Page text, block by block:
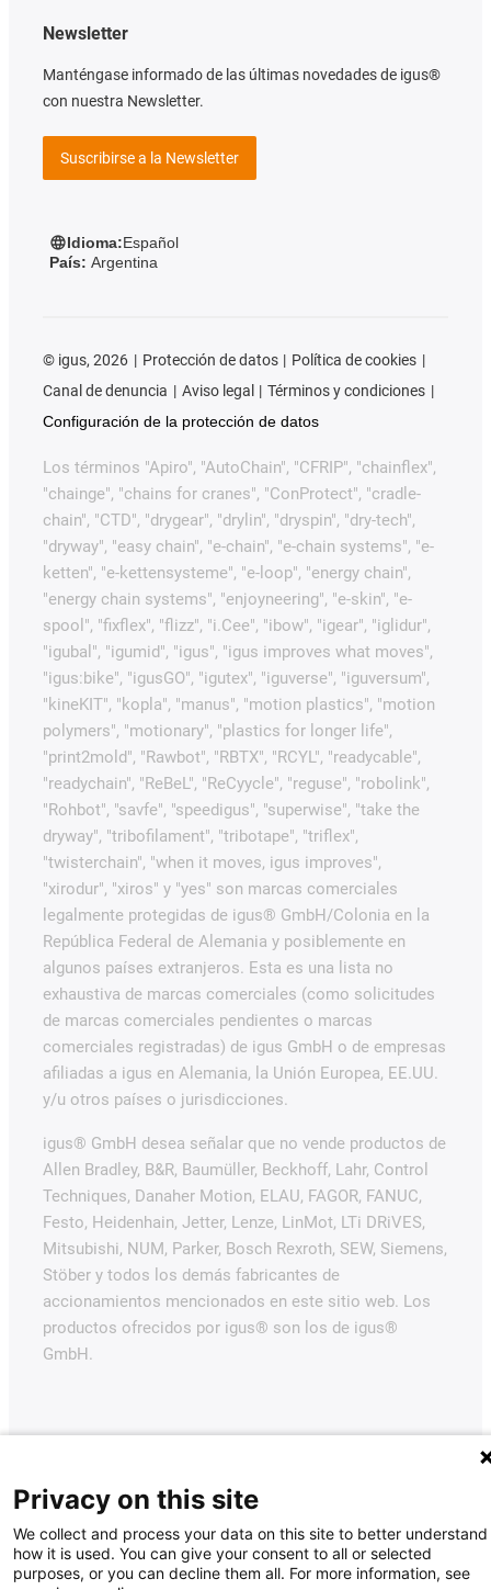
Newsletter
Manténgase informado de las últimas novedades de igus®
con nuestra Newsletter.
Suscribirse a la Newsletter
Idioma:Español
País: Argentina
© igus, 2026 Protección de datos
Política de cookies
Canal de denuncia
Aviso legal
Términos y condiciones
Configuración de la protección de datos
Los términos "Apiro", "AutoChain", "CFRIP", "chainflex",
"chainge", "chains for cranes", "ConProtect", "cradle-
chain", "CTD", "drygear", "drylin", "dryspin", "dry-tech",
"dryway", "easy chain", "e-chain", "e-chain systems", "e-
ketten", "e-kettensysteme", "e-loop", "energy chain",
"energy chain systems", "enjoyneering", "e-skin", "e-
spool", "fixflex", "flizz", "i.Cee", "ibow", "igear", "iglidur",
"igubal", "igumid", "igus", "igus improves what moves",
"igus:bike", "igusGO", "igutex", "iguverse", "iguversum",
"kineKIT", "kopla", "manus", "motion plastics", "motion
polymers", "motionary", "plastics for longer life",
"print2mold", "Rawbot", "RBTX", "RCYL", "readycable",
"readychain", "ReBeL", "ReCyycle", "reguse", "robolink",
"Rohbot", "savfe", "speedigus", "superwise", "take the
dryway", "tribofilament", "tribotape", "triflex",
"twisterchain", "when it moves, igus improves",
"xirodur", "xiros" y "yes" son marcas comerciales
legalmente protegidas de igus® GmbH/Colonia en la
República Federal de Alemania y posiblemente en
algunos países extranjeros. Esta es una lista no
exhaustiva de marcas comerciales (como solicitudes
de marcas comerciales pendientes o marcas
comerciales registradas) de igus GmbH o de empresas
afiliadas a igus en Alemania, la Unión Europea, EE.UU.
y/u otros países o jurisdicciones.
igus® GmbH desea señalar que no vende productos de
Allen Bradley, B&R, Baumüller, Beckhoff, Lahr, Control
Techniques, Danaher Motion, ELAU, FAGOR, FANUC,
Festo, Heidenhain, Jetter, Lenze, LinMot, LTi DRiVES,
Mitsubishi, NUM, Parker, Bosch Rexroth, SEW, Siemens,
Stöber y todos los demás fabricantes de
accionamientos mencionados en este sitio web. Los
productos ofrecidos por igus® son los de igus®
GmbH.
Privacy on this site
We collect and process your data on this site to better understand
how it is used. You can give your consent to all or selected
purposes, or you can decline them all. For more information, see